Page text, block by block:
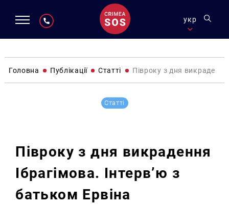
укр
Головна Публікації Статті Півроку з дня
Статті
Півроку з дня викрадення
Ібрагімова. Інтерв’ю з
батьком Ервіна